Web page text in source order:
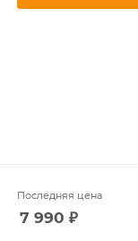
Последняя цена
7 990 ₽